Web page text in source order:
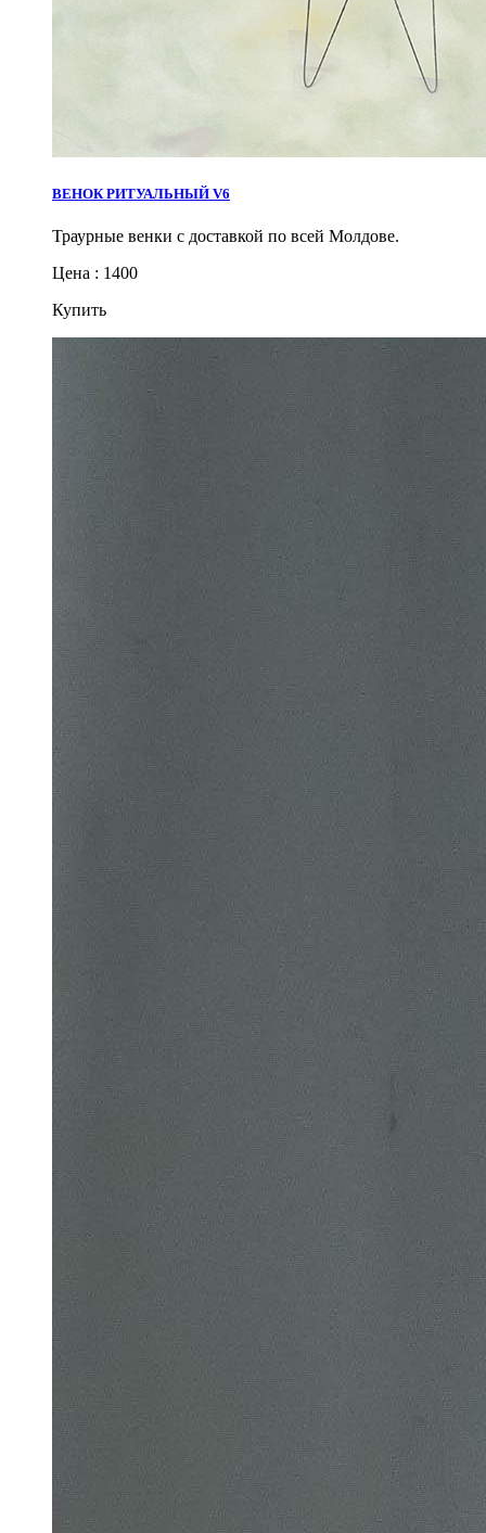
ВЕНОК РИТУАЛЬНЫЙ V6
Траурные венки с доставкой по всей Молдове.
Цена : 1400
Купить